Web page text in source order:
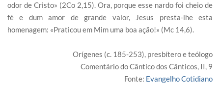
odor de Cristo» (2Co 2,15). Ora, porque esse nardo foi cheio de
fé e dum amor de grande valor, Jesus presta-lhe esta
homenagem: «Praticou em Mim uma boa ação!» (Mc 14,6).
Orígenes (c. 185-253), presbítero e teólogo
Comentário do Cântico dos Cânticos, II, 9
Fonte: Evangelho Cotidiano